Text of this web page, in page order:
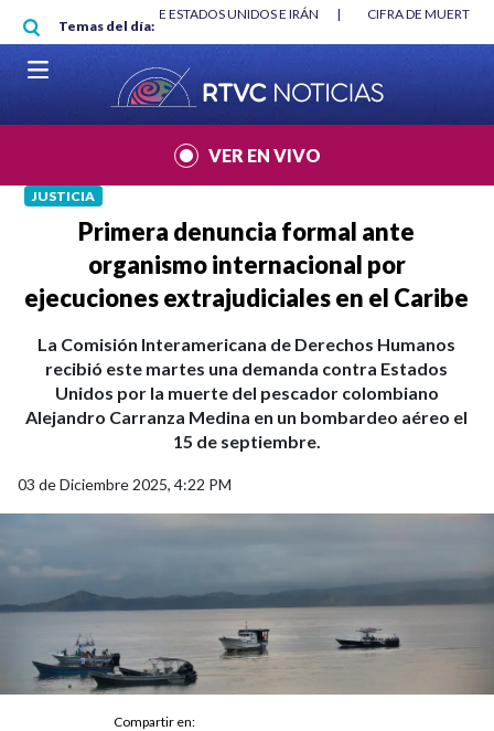
Pasar al contenido principal
Temas del día:
ACUERDOS ENTRE ESTADOS UNIDOS E IRÁN | CIFRA DE MUERTOS
VER EN VIVO
JUSTICIA
Primera denuncia formal ante
organismo internacional por
ejecuciones extrajudiciales en el Caribe
La Comisión Interamericana de Derechos Humanos
recibió este martes una demanda contra Estados
Unidos por la muerte del pescador colombiano
Alejandro Carranza Medina en un bombardeo aéreo el
15 de septiembre.
03 de Diciembre 2025, 4:22 PM
Compartir en: